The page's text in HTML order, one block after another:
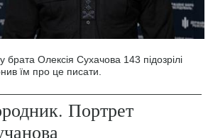
Олексія Сухачова 143 підозрілі
їм про це писати.
Портрет